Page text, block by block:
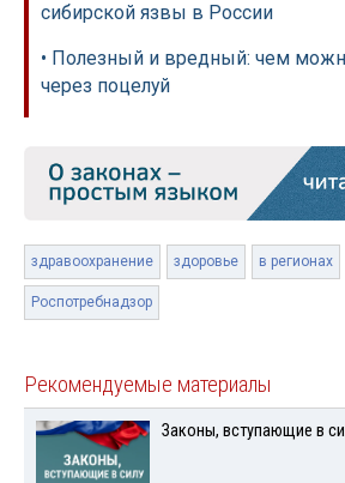
сибирской язвы в России
• Полезный и вредный: чем
через поцелуй
здравоохранение здоровье в регионах
Роспотребнадзор
Рекомендуемые материалы
Законы, вступающие в